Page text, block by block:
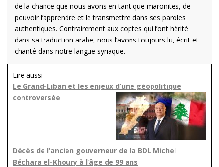
de la chance que nous avons en tant que maronites, de
pouvoir l’apprendre et le transmettre dans ses paroles
authentiques. Contrairement aux coptes qui l’ont hérité
dans sa traduction arabe, nous l’avons toujours lu, écrit et
chanté dans notre langue syriaque.
Lire aussi
Le Grand-Liban et les enjeux d’une géopolitique
controversée
Décès de l’ancien gouverneur de la BDL Michel
Béchara el-Khoury à l’âge de 99 ans